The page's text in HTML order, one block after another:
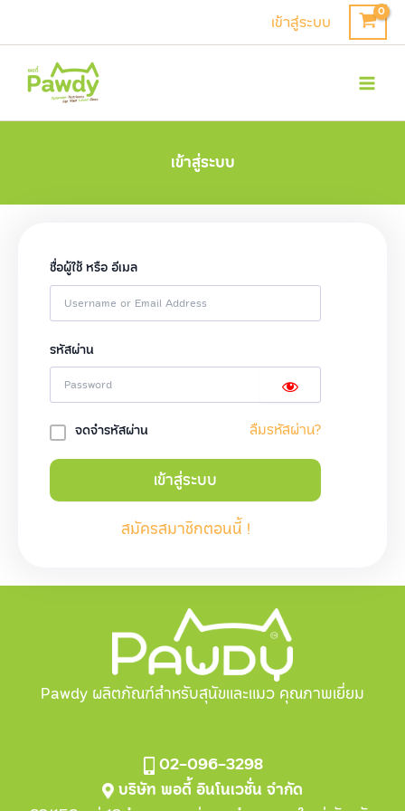
content
เข้าสู่ระบบ
เข้าสู่ระบบ
ชื่อผู้ใช้ หรือ อีเมล
รหัสผ่าน
จดจำรหัสผ่าน ลืมรหัสผ่าน?
เข้าสู่ระบบ
สมัครสมาชิกตอนนี้ !
Pawdy ผลิตภัณฑ์สำหรับสุนัขและแมว คุณภาพเยี่ยม
02-096-3298
บริษัท พอดี้ อินโนเวชั่น จำกัด